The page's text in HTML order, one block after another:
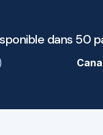
dans 50